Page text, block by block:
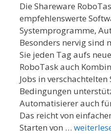
Die Shareware
empfehlenswerte
Systemprogramme,
Besonders nervig sind
Sie jeden Tag aufs
RoboTask auch
Jobs in
Bedingungen
Automatisierer auch
Das reicht von
Starten von …